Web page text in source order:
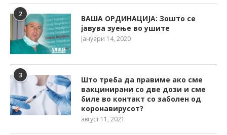
2
ВАША ОРДИНАЦИЈА: Зошто се
јавува зуење во ушите
јануари 14, 2020
3
Што треба да правиме ако сме
вакцинирани со две дози и сме
биле во контакт со заболен од
коронавирусот?
август 11, 2021